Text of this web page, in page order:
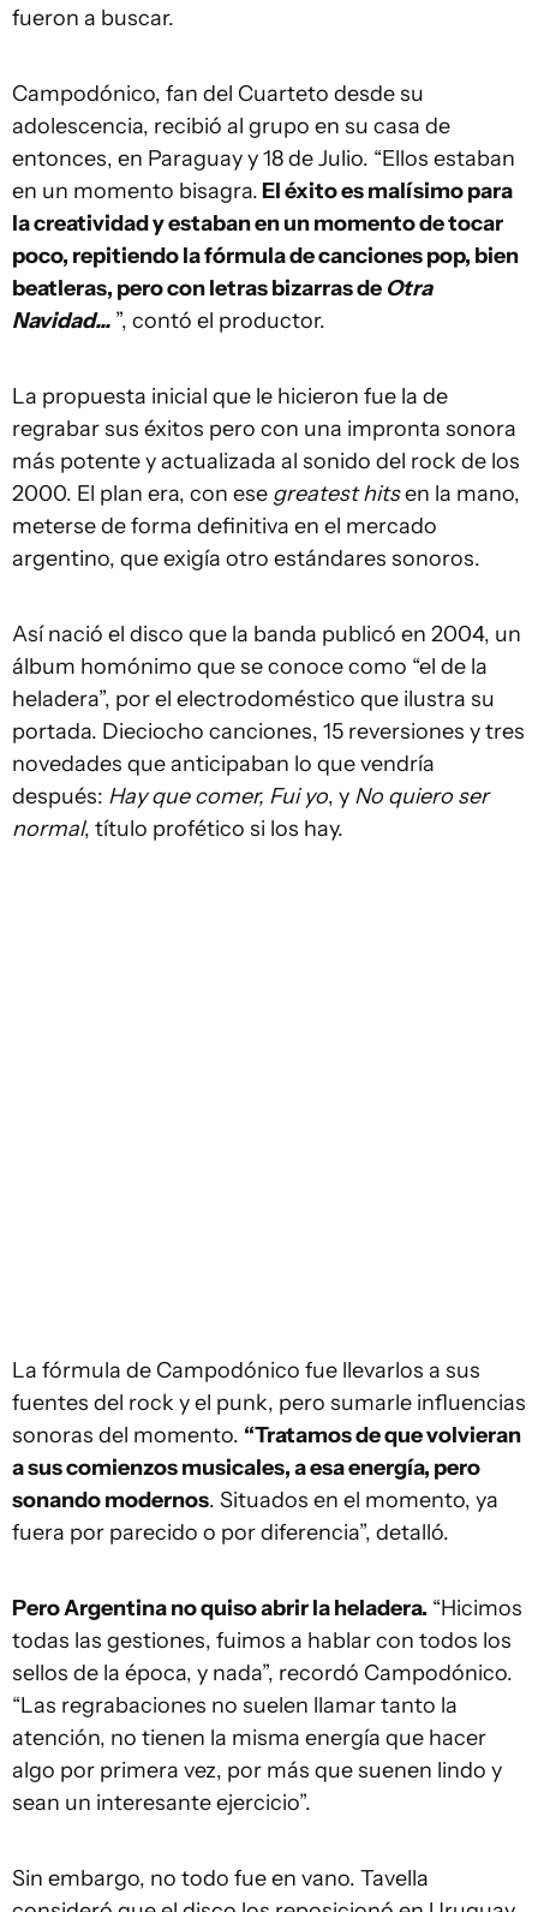
fueron a buscar.
Campodónico, fan del Cuarteto desde su
adolescencia, recibió al grupo en su casa de
entonces, en Paraguay y 18 de Julio. “Ellos estaban
en un momento bisagra. El éxito es malísimo para
la creatividad y estaban en un momento de tocar
poco, repitiendo la fórmula de canciones pop, bien
beatleras, pero con letras bizarras de Otra
Navidad... ”, contó el productor.
La propuesta inicial que le hicieron fue la de
regrabar sus éxitos pero con una impronta sonora
más potente y actualizada al sonido del rock de los
2000. El plan era, con ese greatest hitsen la mano,
meterse de forma definitiva en el mercado
argentino, que exigía otro estándares sonoros.
Así nació el disco que la banda publicó en 2004, un
álbum homónimo que se conoce como “el de la
heladera”, por el electrodoméstico que ilustra su
portada. Dieciocho canciones, 15 reversiones y tres
novedades que anticipaban lo que vendría
después: Hay que comer, Fui yo, y No quiero ser
normal, título profético si los hay.
La fórmula de Campodónico fue llevarlos a sus
fuentes del rock y el punk, pero sumarle influencias
sonoras del momento. “Tratamos de que volvieran
a sus comienzos musicales, a esa energía, pero
sonando modernos. Situados en el momento, ya
fuera por parecido o por diferencia”, detalló.
Pero Argentina no quiso abrir la heladera. “Hicimos
todas las gestiones, fuimos a hablar con todos los
sellos de la época, y nada”, recordó Campodónico.
“Las regrabaciones no suelen llamar tanto la
atención, no tienen la misma energía que hacer
algo por primera vez, por más que suenen lindo y
sean un interesante ejercicio”.
Sin embargo, no todo fue en vano. Tavella